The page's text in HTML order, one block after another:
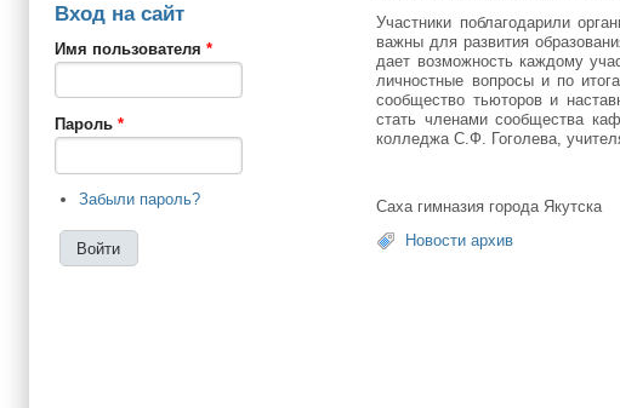
Вход на сайт
Имя пользователя *
Пароль *
Забыли пароль?
Участники поблагодарили
важны для развития
дает возможность каждому
личностные вопросы и по
сообщество тьюторов и
стать членами сообщества
колледжа С.Ф. Гоголева,
Саха гимназия города Якутска
Новости архив